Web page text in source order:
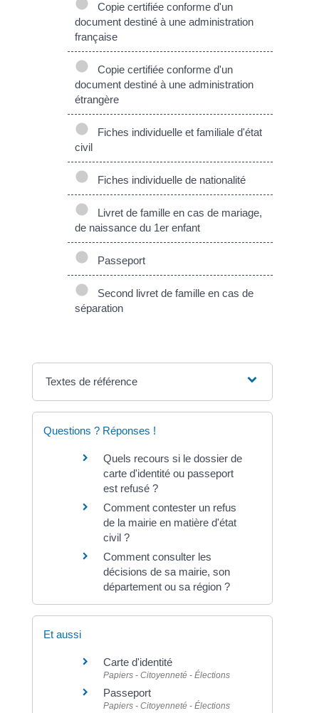
Copie certifiée conforme d'un
document destiné à une administration
française
Copie certifiée conforme d'un
document destiné à une administration
étrangère
Fiches individuelle et familiale d'état
civil
Fiches individuelle de nationalité
Livret de famille en cas de mariage,
de naissance du 1er enfant
Passeport
Second livret de famille en cas de
séparation
Textes de référence
Questions ? Réponses !
Quels recours si le dossier de
carte d'identité ou passeport
est refusé ?
Comment contester un refus
de la mairie en matière d'état
civil ?
Comment consulter les
décisions de sa mairie, son
département ou sa région ?
Et aussi
Carte d'identité
Papiers - Citoyenneté - Élections
Passeport
Papiers - Citoyenneté - Élections